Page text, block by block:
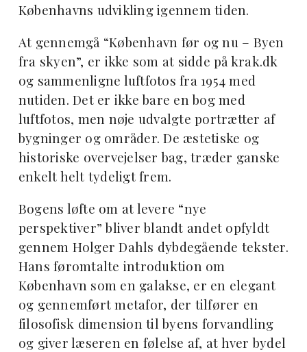
Københavns udvikling igennem tiden.
At gennemgå “København før og nu – Byen
fra skyen”, er ikke som at sidde på krak.dk
og sammenligne luftfotos fra 1954 med
nutiden. Det er ikke bare en bog med
luftfotos, men nøje udvalgte portrætter af
bygninger og områder. De æstetiske og
historiske overvejelser bag, træder ganske
enkelt helt tydeligt frem.
Bogens løfte om at levere “nye
perspektiver” bliver blandt andet opfyldt
gennem Holger Dahls dybdegående tekster.
Hans føromtalte introduktion om
København som en galakse, er en elegant
og gennemført metafor, der tilfører en
filosofisk dimension til byens forvandling
og giver læseren en følelse af, at hver bydel